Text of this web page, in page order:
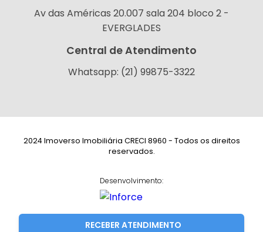
RECEBER ATENDIMENTO
Av das Américas 20.007 sala 204 bloco 2 -
EVERGLADES
Central de Atendimento
Whatsapp: (21) 99875-3322
2024 Imoverso Imobiliária CRECI 8960 - Todos os direitos
reservados.
Desenvolvimento: